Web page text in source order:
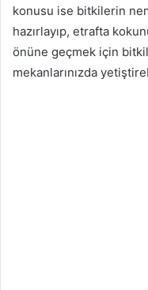
konusu ise bitkilerin
hazırlayıp, etrafta
önüne geçmek için
mekanlarınızda